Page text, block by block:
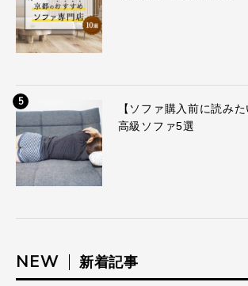
5
【ソファ購入前に読み
高級ソファ5選
NEW 新着記事